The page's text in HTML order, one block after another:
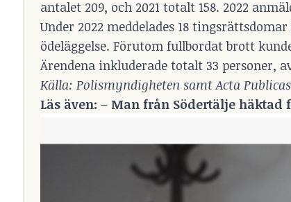
antalet 209, och 2021 totalt 158. 2022
Under 2022 meddelades 18
ödeläggelse. Förutom fullbordat brott
Ärendena inkluderade totalt 33 personer,
Källa: Polismyndigheten samt Acta
Läs även: – Man från Södertälje häktad